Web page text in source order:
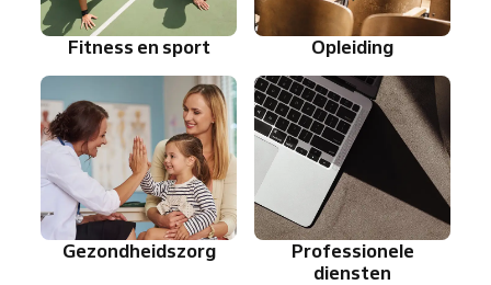
Fitness en sport Opleiding
Gezondheidszorg
Professionele
diensten